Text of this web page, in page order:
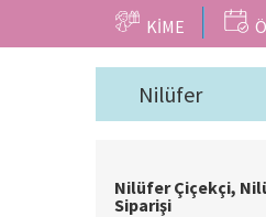
KİME
Nilüfer
Nilüfer Çiçekçi,
Siparişi